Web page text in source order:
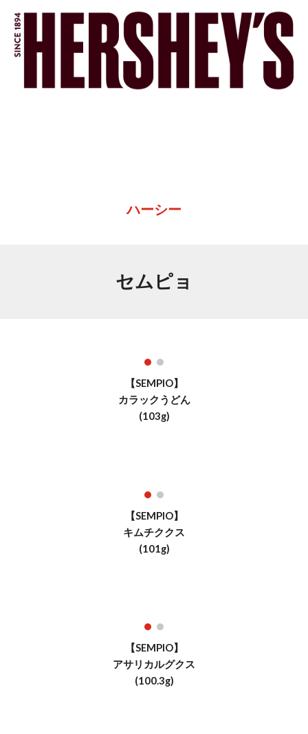
ハーシー
セムピョ
【SEMPIO】
カラックうどん
(103g)
【SEMPIO】
キムチククス
(101g)
【SEMPIO】
アサリカルグクス
(100.3g)